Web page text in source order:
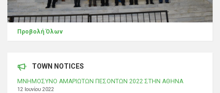
Προβολή Όλων
TOWN NOTICES
ΜΝΗΜΟΣΥΝΟ ΑΜΑΡΙΩΤΩΝ ΠΕΣΟΝΤΩΝ 2022 ΣΤΗΝ ΑΘΗΝΑ
12 Ιουνίου 2022